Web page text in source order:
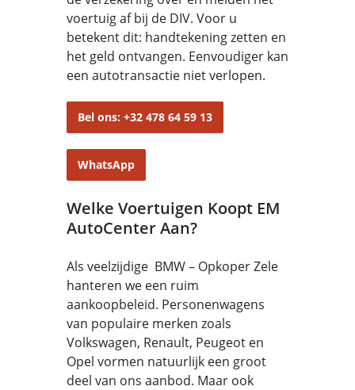
voertuig af bij de DIV. Voor u
betekent dit: handtekening zetten en
het geld ontvangen. Eenvoudiger kan
een autotransactie niet verlopen.
Bel ons: +32 478 64 59 13
WhatsApp
Welke Voertuigen Koopt EM
AutoCenter Aan?
Als veelzijdige BMW – Opkoper Zele
hanteren we een ruim
aankoopbeleid. Personenwagens
van populaire merken zoals
Volkswagen, Renault, Peugeot en
Opel vormen natuurlijk een groot
deel van ons aanbod. Maar ook